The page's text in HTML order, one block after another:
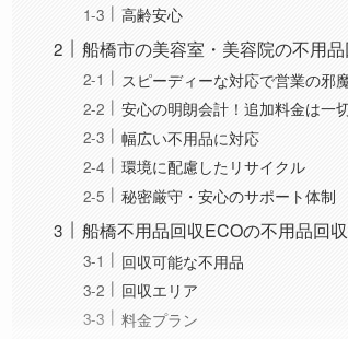
高齢安心
船橋市の美容室・美容院の不用
スピーディーな対応で営業の邪
安心の明朗会計！追加料金は一
幅広い不用品に対応
環境に配慮したリサイクル
秘密厳守・安心のサポート体制
船橋不用品回収ECOの不用品回
回収可能な不用品
回収エリア
料金プラン